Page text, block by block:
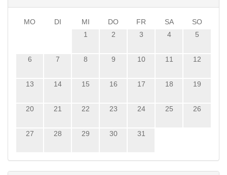
MO DI MI DO FR SA
SO
1
2 3 4 5
6 7 8 9 10 11 12
13 14 15 16 17 18 19
20 21 22 23 24 25 26
27 28 29 30 31